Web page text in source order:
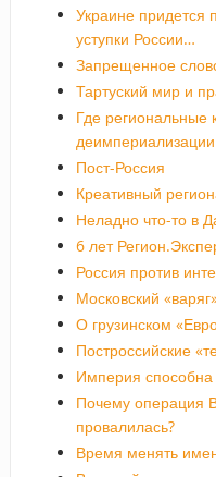
Украине придется
уступки России…
Запрещенное
Тартуский мир и
Где региональные
Пост-Россия
Креативный
Неладно что-то в
6 лет
Россия против
Московский
О грузинском
Построссийские
Империя способна
Почему операция
провалилась?
Время менять